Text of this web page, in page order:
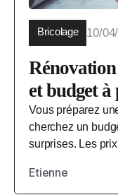
Bricolage 10/
et budget
Vous préparez
cherchez un
surprises. Les
Etienne